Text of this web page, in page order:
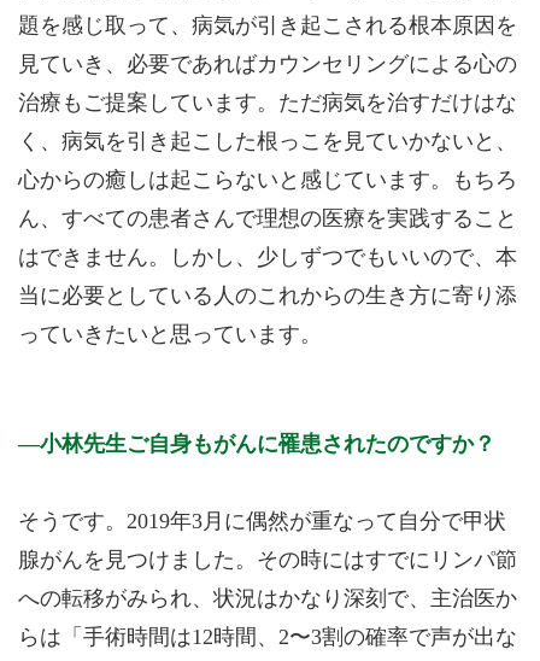
題を感じ取って、病気が引き起こされる根本原因を
見ていき、必要であればカウンセリングによる心の
治療もご提案しています。ただ病気を治すだけはな
く、病気を引き起こした根っこを見ていかないと、
心からの癒しは起こらないと感じています。もちろ
ん、すべての患者さんで理想の医療を実践すること
はできません。しかし、少しずつでもいいので、本
当に必要としている人のこれからの生き方に寄り添
っていきたいと思っています。
小林先生ご自身もがんに罹患されたのですか？
そうです。2019年3月に偶然が重なって自分で甲状
腺がんを見つけました。その時にはすでにリンパ節
への転移がみられ、状況はかなり深刻で、主治医か
らは「手術時間は12時間、2〜3割の確率で声が出な